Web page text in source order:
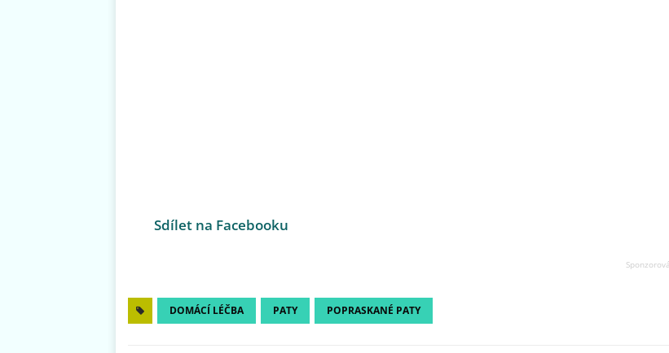
Sdílet na Facebooku
DOMÁCÍ LÉČBA PATY POPRASKANÉ PATY